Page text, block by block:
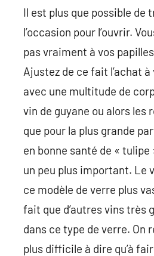
Il est plus que possible de
l’occasion pour l’ouvrir.
pas vraiment à vos
Ajustez de ce fait l’achat
avec une multitude de
vin de guyane ou alors les
que pour la plus grande
en bonne santé de «
un peu plus important. Le
ce modèle de verre plus
fait que d’autres vins très
dans ce type de verre. On
plus difficile à dire qu’à